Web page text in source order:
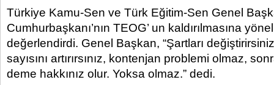
Türkiye Kamu-Sen ve Türk Eğitim-Sen Genel
Cumhurbaşkanı’nın TEOG’ un kaldırılmasına
değerlendirdi. Genel Başkan, “Şartları
sayısını artırırsınız, kontenjan problemi olmaz,
deme hakkınız olur. Yoksa olmaz.” dedi.